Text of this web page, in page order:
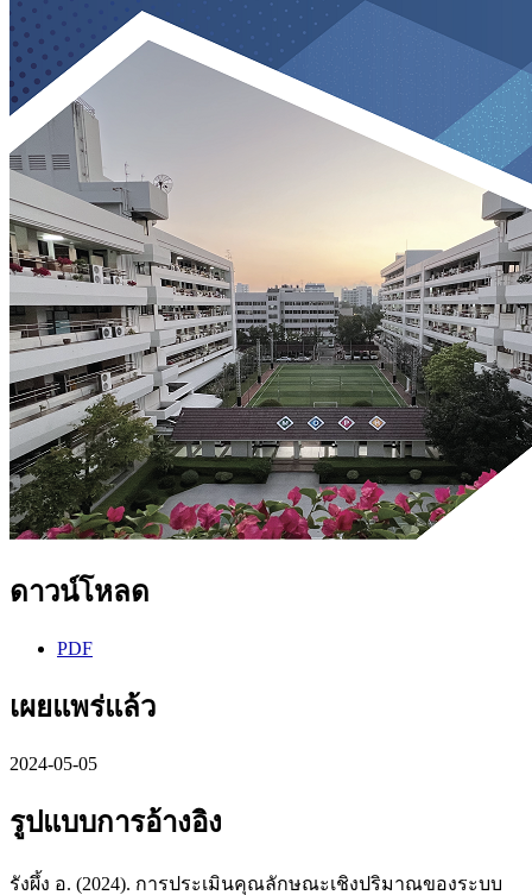
ดาวน์โหลด
PDF
เผยแพร่แล้ว
2024-05-05
รูปแบบการอ้างอิง
รังผึ้ง อ. (2024). การประเมินคุณลักษณะเชิงปริมาณของระบบ